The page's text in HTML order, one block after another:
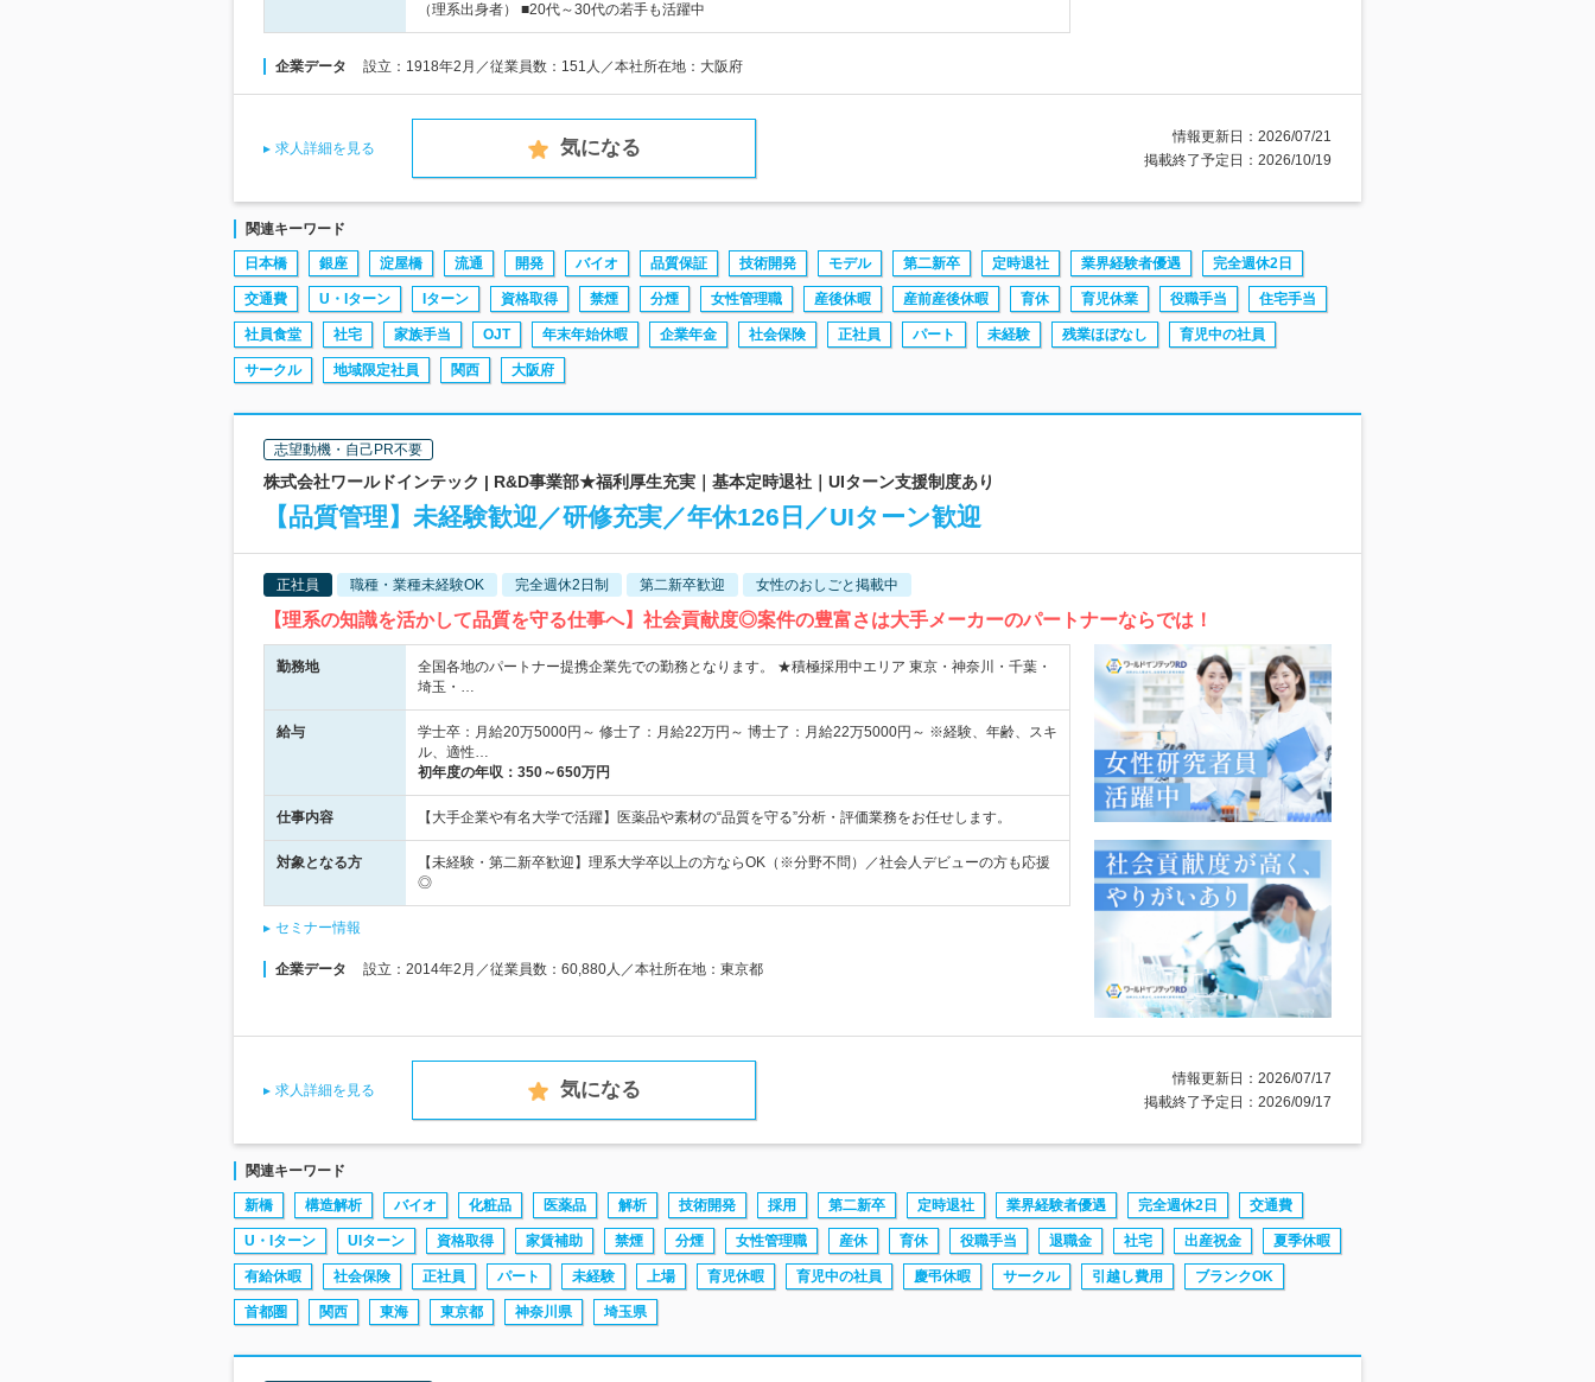
（理系出身者） ■20代～30代の若手も活躍中
企業データ 設立：1918年2月／従業員数：151人／本社所在地：大阪府
求人詳細を見る 気になる
情報更新日：2026/07/21
掲載終了予定日：2026/10/19
関連キーワード
日本橋 銀座 淀屋橋 流通 開発 バイオ 品質保証 技術開発 モデル 第二新卒 定時退社 業界経験者優遇 完全週休2日
交通費 U・Iターン Iターン 資格取得 禁煙 分煙 女性管理職 産後休暇 産前産後休暇 育休 育児休業 役職手当 住宅手当
社員食堂 社宅 家族手当 OJT 年末年始休暇 企業年金 社会保険 正社員 パート 未経験 残業ほぼなし 育児中の社員
サークル 地域限定社員 関西 大阪府
志望動機・自己PR不要
株式会社ワールドインテック | R&D事業部★福利厚生充実｜基本定時退社｜UIターン支援制度あり
【品質管理】未経験歓迎／研修充実／年休126日／UIターン歓迎
正社員 職種・業種未経験OK 完全週休2日制 第二新卒歓迎 女性のおしごと掲載中
【理系の知識を活かして品質を守る仕事へ】社会貢献度◎案件の豊富さは大手メーカーのパートナーならでは！
勤務地
全国各地のパートナー提携企業先での勤務となります。 ★積極採用中エリア 東京・神奈川・千葉・
埼玉・…
給与
学士卒：月給20万5000円～ 修士了：月給22万円～ 博士了：月給22万5000円～ ※経験、年齢、スキ
ル、適性…
初年度の年収： 350～650万円
仕事内容 【大手企業や有名大学で活躍】医薬品や素材の“品質を守る”分析・評価業務をお任せします。
対象となる方
【未経験・第二新卒歓迎】理系大学卒以上の方ならOK（※分野不問）／社会人デビューの方も応援
◎
セミナー情報
企業データ 設立：2014年2月／従業員数：60,880人／本社所在地：東京都
求人詳細を見る 気になる
情報更新日：2026/07/17
掲載終了予定日：2026/09/17
関連キーワード
新橋 構造解析 バイオ 化粧品 医薬品 解析 技術開発 採用 第二新卒 定時退社 業界経験者優遇 完全週休2日 交通費
U・Iターン UIターン 資格取得 家賃補助 禁煙 分煙 女性管理職 産休 育休 役職手当 退職金 社宅 出産祝金 夏季休暇
有給休暇 社会保険 正社員 パート 未経験 上場 育児休暇 育児中の社員 慶弔休暇 サークル 引越し費用 ブランクOK
首都圏 関西 東海 東京都 神奈川県 埼玉県